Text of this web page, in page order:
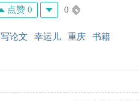
点赞 0 0
写论文 幸运儿 重庆 书籍